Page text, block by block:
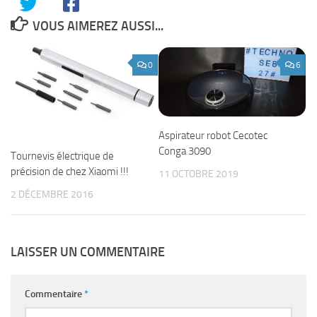
VOUS AIMEREZ AUSSI...
0
Tournevis électrique de
précision de chez Xiaomi !!!
2 DÉCEMBRE 2016
6
Aspirateur robot Cecotec
Conga 3090
11 OCTOBRE 2019
LAISSER UN COMMENTAIRE
Commentaire*